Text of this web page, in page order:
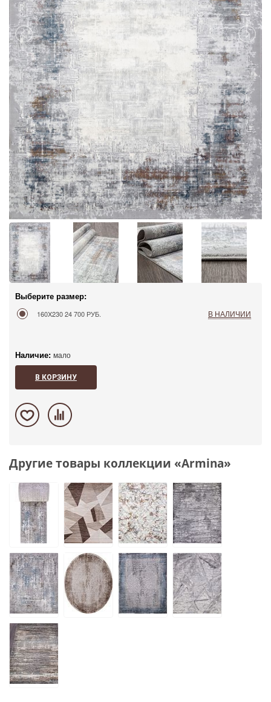
Выберите размер:
160X230 В НАЛИЧИИ
24 700 РУБ.
Наличие: мало
В КОРЗИНУ
Другие товары коллекции «Armina»